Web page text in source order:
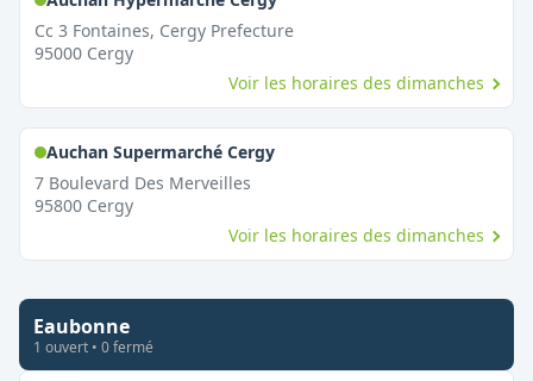
Cc 3 Fontaines, Cergy Prefecture
95000 Cergy
Voir les horaires des dimanches
Auchan Supermarché Cergy,
7 Boulevard Des Merveilles
95800 Cergy
Voir les horaires des dimanches
Eaubonne
1 ouvert • 0fermé